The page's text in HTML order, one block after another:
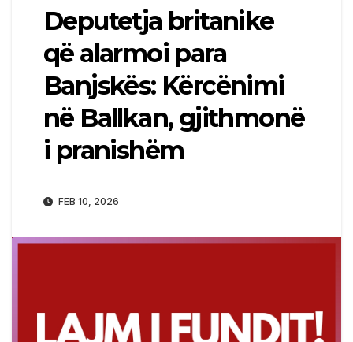
Deputetja britanike
që alarmoi para
Banjskës: Kërcënimi
në Ballkan, gjithmonë
i pranishëm
FEB 10, 2026